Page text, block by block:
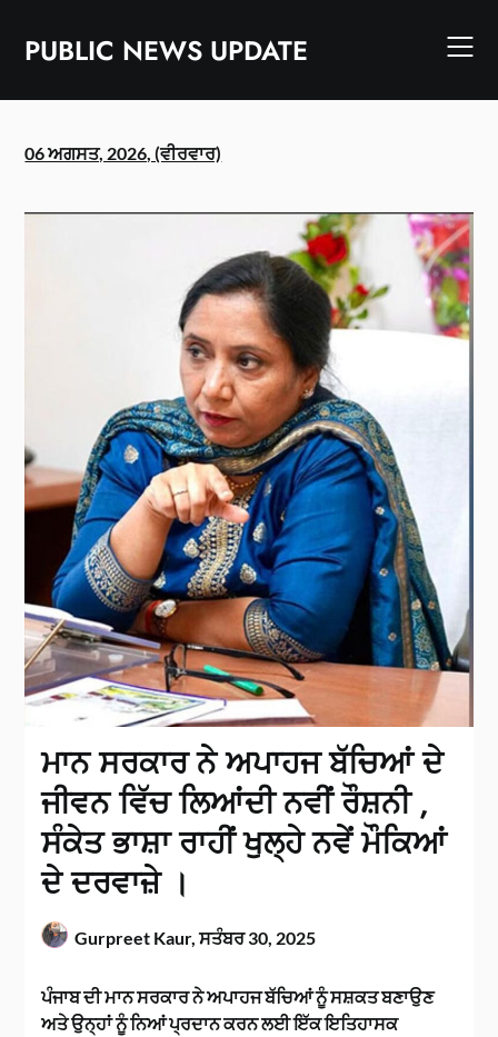
contentPUBLIC NEWS UPDATE
06 ਅਗਸਤ, 2026, (ਵੀਰਵਾਰ)
ਮਾਨ ਸਰਕਾਰ ਨੇ ਅਪਾਹਜ ਬੱਚਿਆਂ ਦੇ
ਜੀਵਨ ਵਿੱਚ ਲਿਆਂਦੀ ਨਵੀਂ ਰੌਸ਼ਨੀ ,
ਸੰਕੇਤ ਭਾਸ਼ਾ ਰਾਹੀਂ ਖੁਲ੍ਹੇ ਨਵੇਂ ਮੌਕਿਆਂ
ਦੇ ਦਰਵਾਜ਼ੇ ।
Gurpreet Kaur,ਸਤੰਬਰ 30, 2025
ਪੰਜਾਬ ਦੀ ਮਾਨ ਸਰਕਾਰ ਨੇ ਅਪਾਹਜ ਬੱਚਿਆਂ ਨੂੰ ਸਸ਼ਕਤ ਬਣਾਉਣ
ਅਤੇ ਉਨ੍ਹਾਂ ਨੂੰ ਨਿਆਂ ਪ੍ਰਦਾਨ ਕਰਨ ਲਈ ਇੱਕ ਇਤਿਹਾਸਕ